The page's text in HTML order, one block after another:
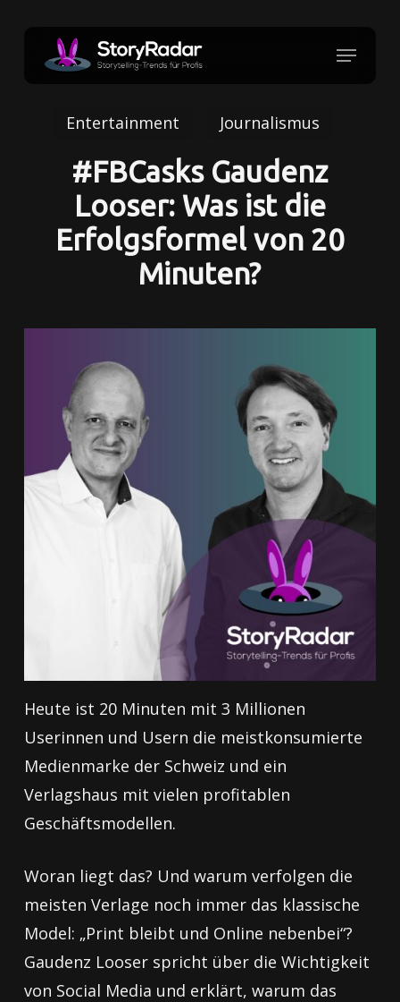
Menu
Entertainment Journalismus
#FBCasks Gaudenz
Looser: Was ist die
Erfolgsformel von 20
Minuten?
Heute ist 20 Minuten mit 3 Millionen
Userinnen und Usern die meistkonsumierte
Medienmarke der Schweiz und ein
Verlagshaus mit vielen profitablen
Geschäftsmodellen.
Woran liegt das? Und warum verfolgen die
meisten Verlage noch immer das klassische
Model: „Print bleibt und Online nebenbei“?
Gaudenz Looser spricht über die Wichtigkeit
von Social Media und erklärt, warum das
Close